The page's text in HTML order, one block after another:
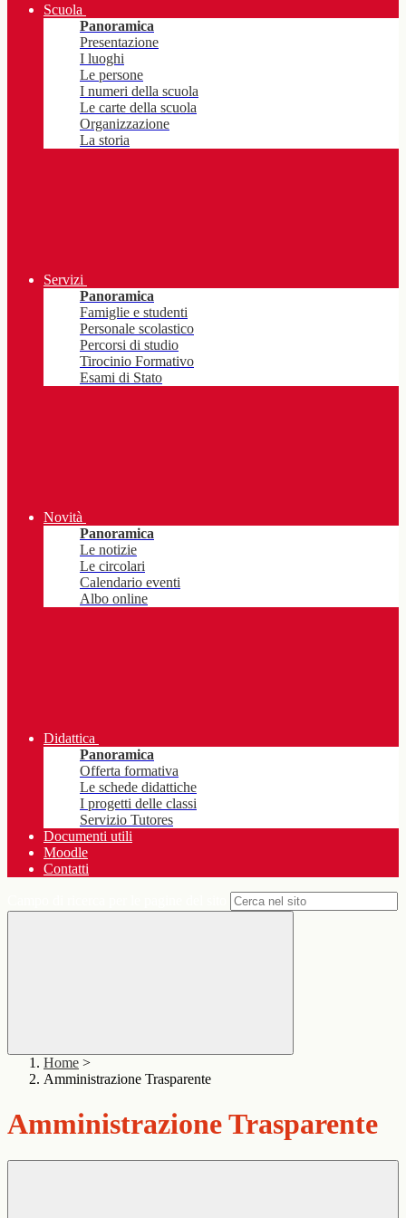
Scuola
Panoramica
Presentazione
I luoghi
Le persone
I numeri della scuola
Le carte della scuola
Organizzazione
La storia
Servizi
Panoramica
Famiglie e studenti
Personale scolastico
Percorsi di studio
Tirocinio Formativo
Esami di Stato
Novità
Panoramica
Le notizie
Le circolari
Calendario eventi
Albo online
Didattica
Panoramica
Offerta formativa
Le schede didattiche
I progetti delle classi
Servizio Tutores
Documenti utili
Moodle
Contatti
Home >
Amministrazione Trasparente
Amministrazione Trasparente